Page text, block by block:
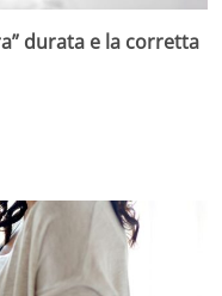
durata e la corretta